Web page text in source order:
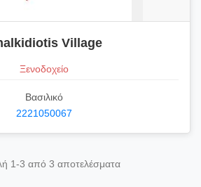
Village
Ξενοδοχείο
Βασιλικό
2221050067
1-3 από 3 αποτελέσματα